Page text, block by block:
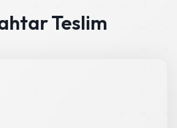
Teslim